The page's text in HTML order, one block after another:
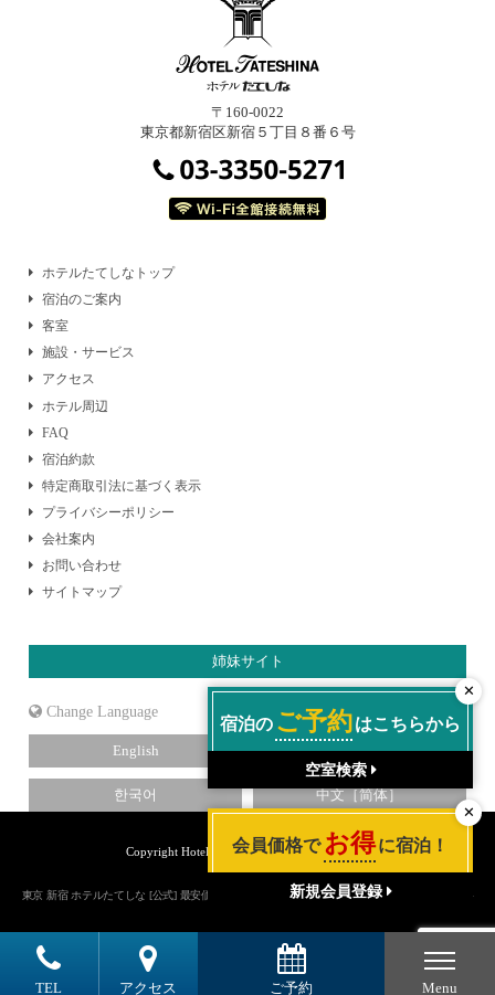
〒160-0022
東京都新宿区新宿５丁目８番６号
ホテルたてしなトップ
宿泊のご案内
客室
施設・サービス
アクセス
ホテル周辺
FAQ
宿泊約款
特定商取引法に基づく表示
プライバシーポリシー
会社案内
お問い合わせ
サイトマップ
姉妹サイト
Language
English ไทย
한국어 中文［简体］
Copyright Hotel Tateshina. All Rights Reserved.
TEL アクセス ご予約 Menu
東京 新宿 ホテルたてしな [公式] 最安価格保証 新宿三丁目駅より徒歩３分 全館ＷｉＦｉ無料
✕
会員価格で お得 に宿泊！
新規会員登録
✕
宿泊の ご予約はこちらから
空室検索